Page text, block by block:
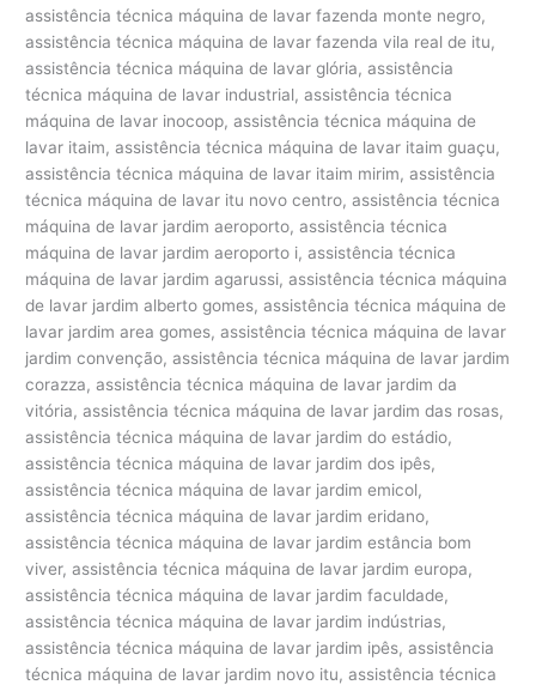
assistência técnica máquina de lavar fazenda monte negro,
assistência técnica máquina de lavar fazenda vila real de itu,
assistência técnica máquina de lavar glória, assistência
técnica máquina de lavar industrial, assistência técnica
máquina de lavar inocoop, assistência técnica máquina de
lavar itaim, assistência técnica máquina de lavar itaim guaçu,
assistência técnica máquina de lavar itaim mirim, assistência
técnica máquina de lavar itu novo centro, assistência técnica
máquina de lavar jardim aeroporto, assistência técnica
máquina de lavar jardim aeroporto i, assistência técnica
máquina de lavar jardim agarussi, assistência técnica máquina
de lavar jardim alberto gomes, assistência técnica máquina de
lavar jardim area gomes, assistência técnica máquina de lavar
jardim convenção, assistência técnica máquina de lavar jardim
corazza, assistência técnica máquina de lavar jardim da
vitória, assistência técnica máquina de lavar jardim das rosas,
assistência técnica máquina de lavar jardim do estádio,
assistência técnica máquina de lavar jardim dos ipês,
assistência técnica máquina de lavar jardim emicol,
assistência técnica máquina de lavar jardim eridano,
assistência técnica máquina de lavar jardim estância bom
viver, assistência técnica máquina de lavar jardim europa,
assistência técnica máquina de lavar jardim faculdade,
assistência técnica máquina de lavar jardim indústrias,
assistência técnica máquina de lavar jardim ipês, assistência
técnica máquina de lavar jardim novo itu, assistência técnica